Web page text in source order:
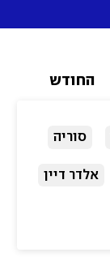
החודש
סוריה
אלדר דיין